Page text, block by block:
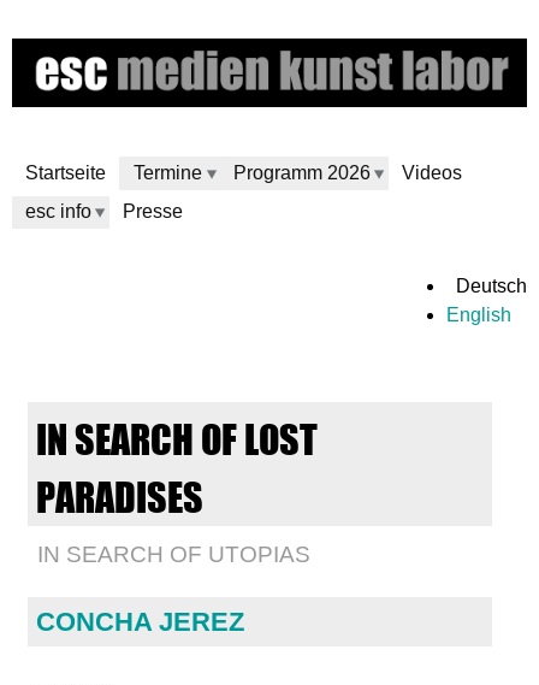
zum
Inhalt
Startseite Termine Programm 2026
Videos
esc info
Presse
m
Deutsch
English
IN SEARCH OF LOST
PARADISES
IN SEARCH OF UTOPIAS
CONCHA JEREZ